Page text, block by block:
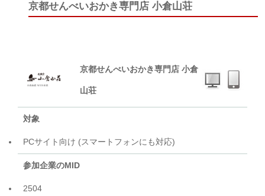
京都せんべいおかき専門店 小倉山荘
京都せんべいおかき専門店 小倉
山荘
対象
PCサイト向け (スマートフォンにも対応)
参加企業のMID
2504